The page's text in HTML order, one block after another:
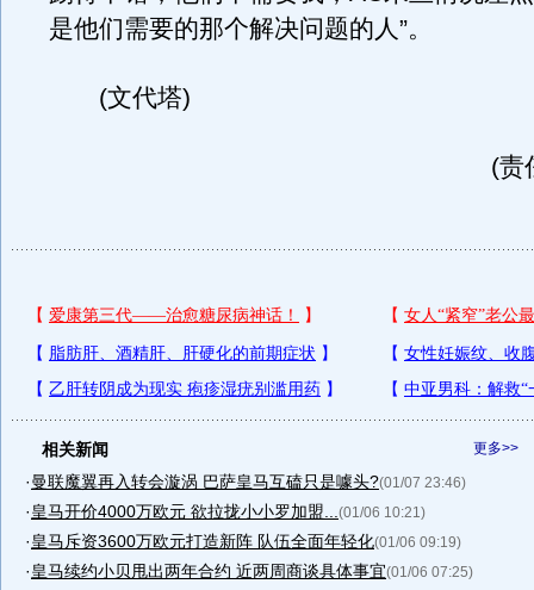
是他们需要的那个解决问题的人”。
(文代塔)
(责
更多>>
相关新闻
·曼联魔翼再入转会漩涡 巴萨皇马互磕只是噱头?(01/07 23:46)
·皇马开价4000万欧元 欲拉拢小小罗加盟... (01/06 10:21)
·皇马斥资3600万欧元打造新阵 队伍全面年轻化(01/06 09:19)
·皇马续约小贝甩出两年合约 近两周商谈具体事宜(01/06 07:25)